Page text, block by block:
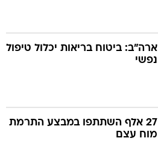
ארה"ב: ביטוח בריאות יכלול טיפול
נפשי
27 אלף השתתפו במבצע התרמת
מוח עצם